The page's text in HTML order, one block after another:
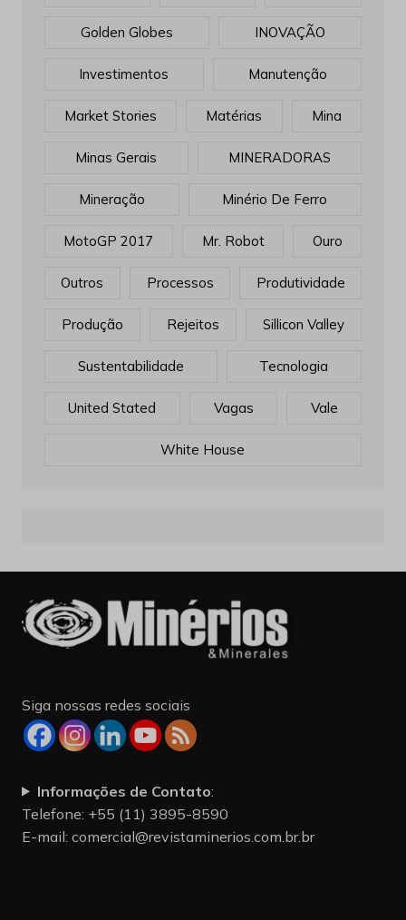
Golden Globes INOVAÇÃO
Investimentos Manutenção
Market Stories Matérias Mina
Minas Gerais MINERADORAS
Mineração Minério De Ferro
MotoGP 2017 Mr. Robot Ouro
Outros Processos Produtividade
Produção Rejeitos Sillicon Valley
Sustentabilidade Tecnologia
United Stated Vagas Vale
White House
Siga nossas redes sociais
Informações de Contato:
Telefone: +55 (11) 3895-8590
E-mail: comercial@revistaminerios.com.br.br